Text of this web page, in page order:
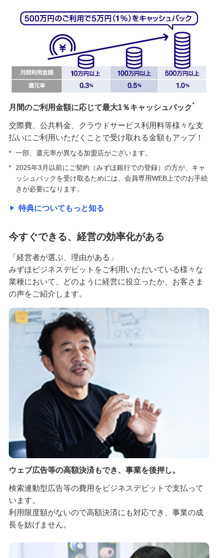
月間のご利用金額に応じて最大1％キャッシュバック*
交際費、公共料金、クラウドサービス利用料等様々な支
払いにご利用いただくことで受け取れる金額もアップ！
* 一部、還元率が異なる加盟店がございます。
*
2025年3月以前にご契約（みずほ銀行での登録）の方が、キャ
ッシュバックを受け取るためには、会員専用WEB上でのお手続
きが必要になります。
特典についてもっと知る
今すぐできる、経営の効率化がある
「経営者が選ぶ、理由がある」
みずほビジネスデビットをご利用いただいている様々な
業種において、どのように経営に役立ったか、お客さま
の声をご紹介します。
ウェブ広告等の高額決済もでき、事業を後押し。
検索連動型広告等の費用をビジネスデビットで支払って
います。
利用限度額がないので高額決済にも対応でき、事業の成
長を妨げません。